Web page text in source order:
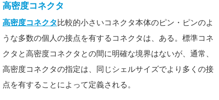
高密度コネクタ
高密度コネクタ 比較的小さいコネクタ本体のピン・ピンのよ
うな多数の個人の接点を有するコネクタは、ある。標準コネ
クタと高密度コネクタとの間に明確な境界はないが、通常、
高密度コネクタの指定は、同じシェルサイズでより多くの接
点を有することによって定義される。